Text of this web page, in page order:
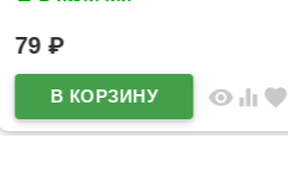
79₽
visibilityequalizer favorite